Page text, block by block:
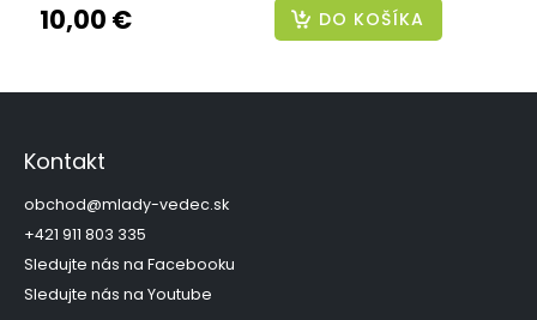
10,00 € DO KOŠÍKA
Kontakt
obchod@mlady-vedec.sk
+421 911 803 335
Sledujte nás na Facebooku
Sledujte nás na Youtube